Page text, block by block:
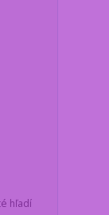
hľadí